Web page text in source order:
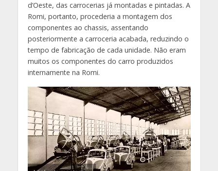
d’Oeste, das carrocerias já montadas e pintadas. A
Romi, portanto, procederia a montagem dos
componentes ao chassis, assentando
posteriormente a carroceria acabada, reduzindo o
tempo de fabricação de cada unidade. Não eram
muitos os componentes do carro produzidos
internamente na Romi.